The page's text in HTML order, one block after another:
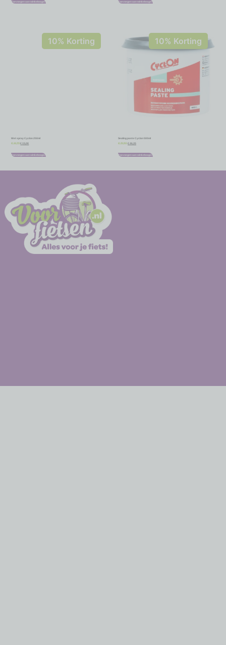
Toevoegen aan winkelwagen Toevoegen aan winkelwagen
10% Korting
Wet spray Cyclon 250ml
€ 16,75 € 15,08
Toevoegen aan winkelwagen
10% Korting
Sealing paste Cyclon 500ml
€ 51,50 € 46,35
Toevoegen aan winkelwagen